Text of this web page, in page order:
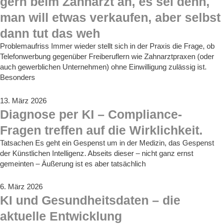
man will etwas verkaufen, aber selbst
dann tut das weh
Problemaufriss Immer wieder stellt sich in der Praxis die Frage, ob
Telefonwerbung gegenüber Freiberuflern wie Zahnarztpraxen (oder
auch gewerblichen Unternehmen) ohne Einwilligung zulässig ist.
Besonders
13. März 2026
Diagnose per KI – Compliance-
Fragen treffen auf die Wirklichkeit.
Tatsachen Es geht ein Gespenst um in der Medizin, das Gespenst
der Künstlichen Intelligenz. Abseits dieser – nicht ganz ernst
gemeinten – Äußerung ist es aber tatsächlich
6. März 2026
KI und Gesundheitsdaten – die
aktuelle Entwicklung